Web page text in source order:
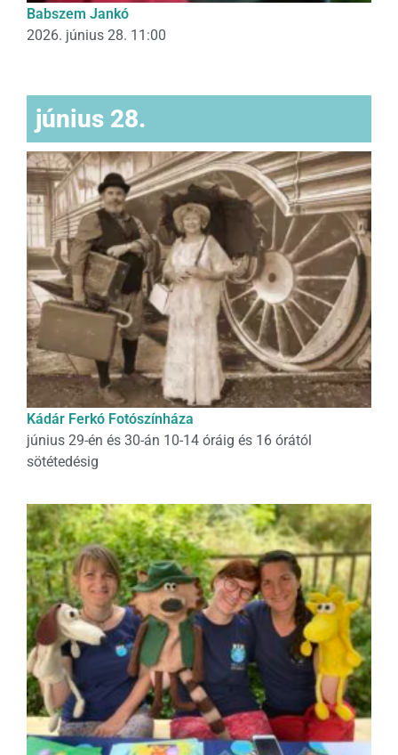
Babszem Jankó
2026. június 28. 11:00
június 28.
Kádár Ferkó Fotószínháza
június 29-én és 30-án 10-14 óráig és 16 órától
sötétedésig